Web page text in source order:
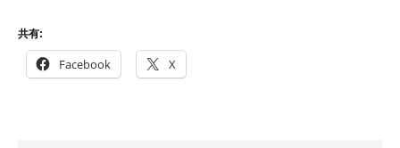
共有:
Facebook X